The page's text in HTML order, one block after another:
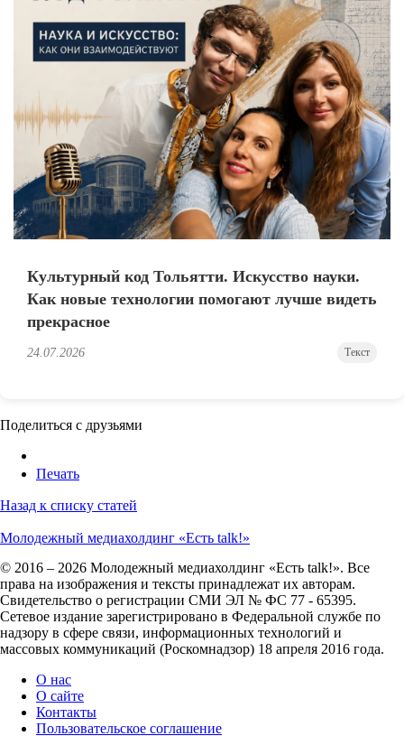
Культурный код Тольятти. Искусство науки.
Как новые технологии помогают лучше видеть
прекрасное
24.07.2026 Текст
Поделиться с друзьями
Печать
Назад к списку статей
Молодежный медиахолдинг «Есть talk!»
© 2016 – 2026 Молодежный медиахолдинг «Есть talk!». Все
права на изображения и тексты принадлежат их авторам.
Свидетельство о регистрации СМИ ЭЛ № ФС 77 - 65395.
Сетевое издание зарегистрировано в Федеральной службе по
надзору в сфере связи, информационных технологий и
массовых коммуникаций (Роскомнадзор) 18 апреля 2016 года.
О нас
О сайте
Контакты
Пользовательское соглашение